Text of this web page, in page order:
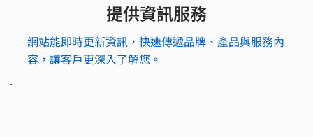
提供資訊服務
網站能即時更新資訊，快速傳遞品牌、產品與服務內
容，讓客戶更深入了解您。